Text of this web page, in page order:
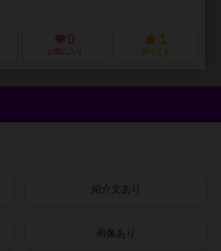
0
お気に入り
1
持ってる
紹介文あり
画像あり